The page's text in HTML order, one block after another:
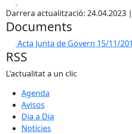
Darrera actualització: 24.04.2023
Documents
Acta Junta de Govern 15/11/
RSS
L'actualitat a un clic
Agenda
Avisos
Dia a Dia
Notícies